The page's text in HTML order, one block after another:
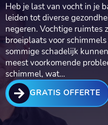
Heb je last van vocht in je
leiden tot diverse
negeren. Vochtige ruimtes
broeiplaats voor
sommige schadelijk
meest voorkomende
schimmel, wat…
 GRATIS OFFERTE